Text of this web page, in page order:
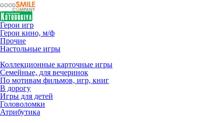
Герои игр
Герои кино, м/ф
Прочие
Настольные игры
Коллекционные карточные игры
Семейные, для вечеринок
По мотивам фильмов, игр, книг
В дорогу
Игры для детей
Головоломки
Атрибутика